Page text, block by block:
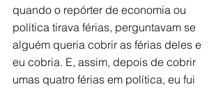
quando o repórter de economia ou
política tirava férias, perguntavam se
alguém queria cobrir as férias deles e
eu cobria. E, assim, depois de cobrir
umas quatro férias em política, eu fui